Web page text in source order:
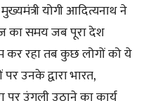
योगी आदित्यनाथ ने
का समय जब पूरा देश
कर रहा तब कुछ लोगों को ये
उनके द्वारा भारत,